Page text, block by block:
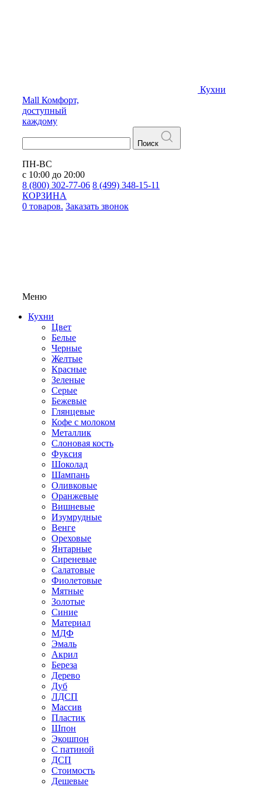
Кухни
Mall Комфорт,
доступный
каждому
Поиск
ПН-ВС
с 10:00 до 20:00
8 (800) 302-77-06 8 (499) 348-15-11
КОРЗИНА
0 товаров. Заказать звонок
Меню
Кухни
Цвет
Белые
Черные
Желтые
Красные
Зеленые
Серые
Бежевые
Глянцевые
Кофе с молоком
Металлик
Слоновая кость
Фуксия
Шоколад
Шампань
Оливковые
Оранжевые
Вишневые
Изумрудные
Венге
Ореховые
Янтарные
Сиреневые
Салатовые
Фиолетовые
Мятные
Золотые
Синие
Материал
МДФ
Эмаль
Акрил
Береза
Дерево
Дуб
ЛДСП
Массив
Пластик
Шпон
Экошпон
С патиной
ДСП
Стоимость
Дешевые